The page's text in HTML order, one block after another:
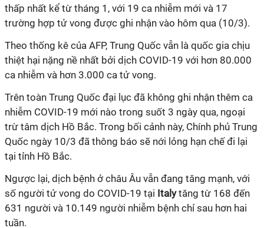
thấp nhất kể từ tháng 1, với 19 ca nhiễm mới và 17
trường hợp tử vong được ghi nhận vào hôm qua (10/3).
Theo thống kê của AFP, Trung Quốc vẫn là quốc gia chịu
thiệt hại nặng nề nhất bởi dịch COVID-19 với hơn 80.000
ca nhiễm và hơn 3.000 ca tử vong.
Trên toàn Trung Quốc đại lục đã không ghi nhận thêm ca
nhiễm COVID-19 mới nào trong suốt 3 ngày qua, ngoại
trừ tâm dịch Hồ Bắc. Trong bối cảnh này, Chính phủ Trung
Quốc ngày 10/3 đã thông báo sẽ nới lỏng hạn chế đi lại
tại tỉnh Hồ Bắc.
Ngược lại, dịch bệnh ở châu Âu vẫn đang tăng mạnh, với
số người tử vong do COVID-19 tại Italytăng từ 168 đến
631 người và 10.149 người nhiễm bệnh chỉ sau hơn hai
tuần.